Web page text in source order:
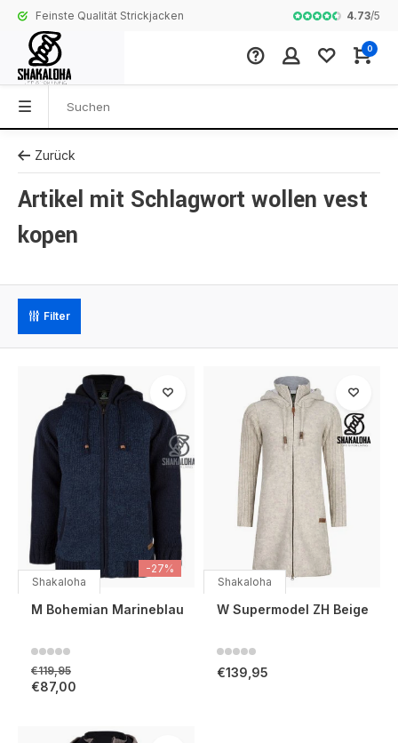
Feinste Qualität Strickjacken Komplette
4.73/5
0
Zurück
Artikel mit Schlagwort wollen vest
kopen
Filter
-27%
Shakaloha
M Bohemian Marineblau
€119,95
€87,00
Shakaloha
W Supermodel ZH Beige
€139,95